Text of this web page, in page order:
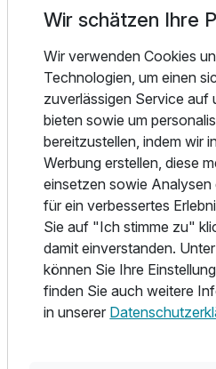
Für 5 Tage
1877, wo wir dich beim
Persönlich. Herzlich.
Das Boutique-Hotel Myn
die eine persönliche
Alternative zum
Urlaub individuell gestalten und
kennerlernen möchten.
Nordisch frisch und einfach
Die norddeutsche Küche ist wie
geradeheraus und vielseitig.
Region, saisonalen
Ideen zaubert das Küchenteam
Wir schätzen Ihre
Wir verwenden Cookies
Technologien, um einen
zuverlässigen Service auf
bieten sowie um
bereitzustellen, indem wir
Werbung erstellen, diese
einsetzen sowie
für ein verbessertes
Sie auf "Ich stimme zu"
damit einverstanden.
können Sie Ihre
finden Sie auch weitere
in unserer